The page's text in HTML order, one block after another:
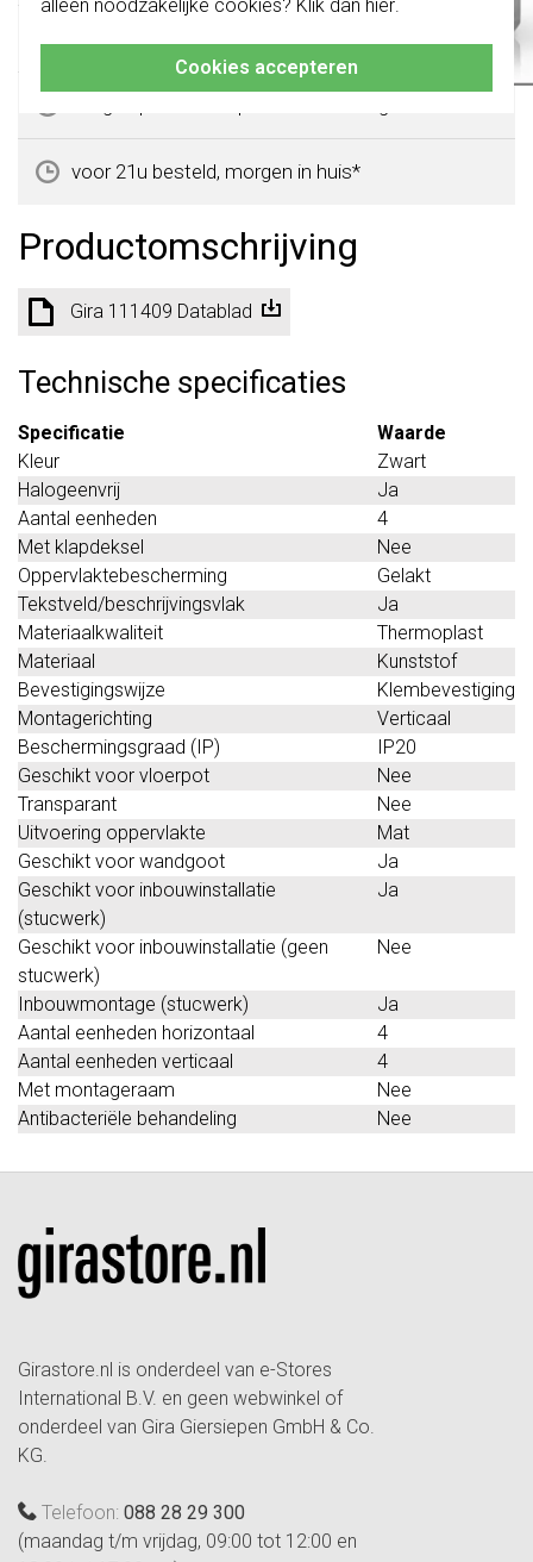
alleen noodzakelijke cookies? Klik dan hier.
Cookies accepteren
voor 21u besteld, morgen in huis*
Productomschrijving
Gira 111409 Datablad
Technische specificaties
Specificatie
Waarde
Kleur
Zwart
Halogeenvrij
Ja
Aantal eenheden
4
Met klapdeksel
Nee
Oppervlaktebescherming
Gelakt
Tekstveld/beschrijvingsvlak
Ja
Materiaalkwaliteit
Thermoplast
Materiaal
Kunststof
Bevestigingswijze
Klembevestiging
Montagerichting
Verticaal
Beschermingsgraad (IP)
IP20
Geschikt voor vloerpot
Nee
Transparant
Nee
Uitvoering oppervlakte
Mat
Geschikt voor wandgoot
Ja
Geschikt voor inbouwinstallatie
(stucwerk)
Ja
Geschikt voor inbouwinstallatie (geen
stucwerk)
Nee
Inbouwmontage (stucwerk)
Ja
Aantal eenheden horizontaal
4
Aantal eenheden verticaal
4
Met montageraam
Nee
Antibacteriële behandeling
Nee
Girastore.nl is onderdeel van e-Stores
International B.V. en geen webwinkel of
onderdeel van Gira Giersiepen GmbH & Co.
KG.
Telefoon: 088 28 29 300
(maandag t/m vrijdag, 09:00 tot 12:00 en
Klik hiervoor meer informatie, zodat je